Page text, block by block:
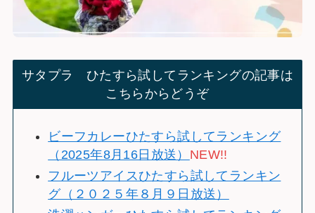
サタプラ ひたすら試してランキングの記事は
こちらからどうぞ
ビーフカレーひたすら試してランキング
（2025年8月16日放送） NEW!!
フルーツアイスひたすら試してランキン
グ（２０２５年８月９日放送）